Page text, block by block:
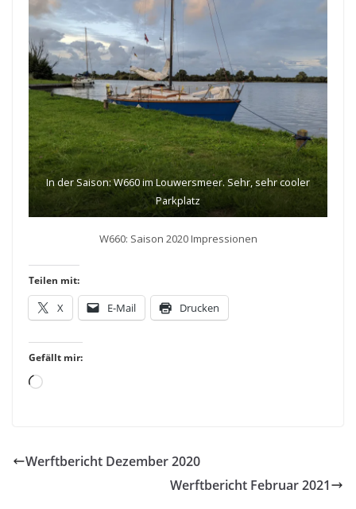
In der Saison: W660 im Louwersmeer. Sehr, sehr cooler
Parkplatz
W660: Saison 2020 Impressionen
Teilen mit:
X E-Mail Drucken
Gefällt mir:
Loading…
Werftbericht Dezember 2020
Werftbericht Februar 2021